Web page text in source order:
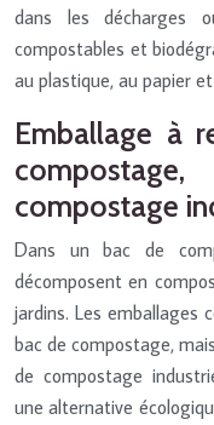
dans les décharges
compostables et
au plastique, au papier
Emballage à
compostage
Dans un bac de
décomposent en
jardins. Les emballages
bac de compostage,
de compostage
une alternative